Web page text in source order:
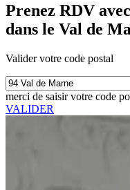
Prenez RDV
dans le Val de
Valider votre code postal
merci de saisir votre code
VALIDER